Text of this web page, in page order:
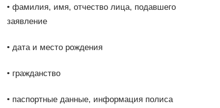
• фамилия, имя, отчество лица, подавшего
заявление
• дата и место рождения
• гражданство
• паспортные данные, информация полиса